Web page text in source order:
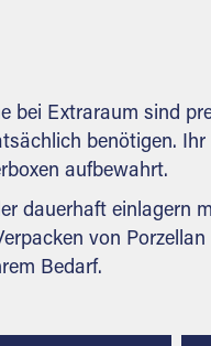
bei Extraraum sind
benötigen.
aufbewahrt.
dauerhaft einlagern
von Porzellan
Bedarf.